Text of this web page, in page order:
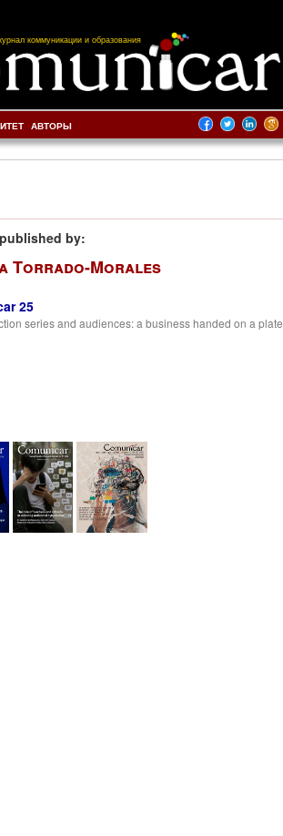
коммуникации и образования
АВТОРЫ
by:
Torrado-Morales
25
series and audiences: a business handed on a plate